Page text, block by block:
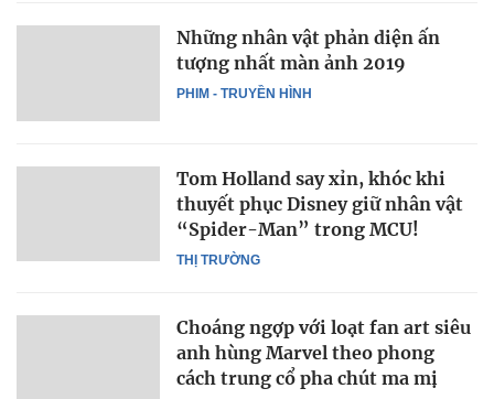
PHIM - TRUYỀN HÌNH
Những nhân vật phản diện ấn
tượng nhất màn ảnh 2019
THỊ TRƯỜNG
Tom Holland say xỉn, khóc khi
thuyết phục Disney giữ nhân vật
“Spider-Man” trong MCU!
Choáng ngợp với loạt fan art siêu
anh hùng Marvel theo phong
cách trung cổ pha chút ma mị